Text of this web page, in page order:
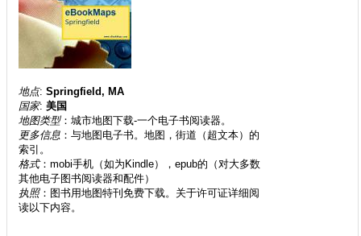
地点:Springfield, MA
国家:美国
地图类型：城市地图下载-一个电子书阅读器。
更多信息 ：与地图电子书。地图，街道（超文本）的
索引。
格式：mobi手机（如为Kindle），epub的（对大多数
其他电子图书阅读器和配件）
执照：图书用地图特刊免费下载。关于许可证详细阅
读以下内容。